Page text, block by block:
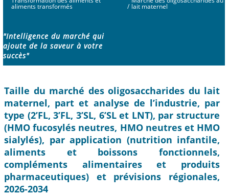
aliments transformés / lait maternel
"Intelligence du marché qui
ajoute de la saveur à votre
succès"
Taille du marché des oligosaccharides du lait
maternel, part et analyse de l’industrie, par
type (2’FL, 3’FL, 3’SL, 6’SL et LNT), par structure
(HMO fucosylés neutres, HMO neutres et HMO
sialylés), par application (nutrition infantile,
aliments et boissons fonctionnels,
compléments alimentaires et produits
pharmaceutiques) et prévisions régionales,
2026-2034